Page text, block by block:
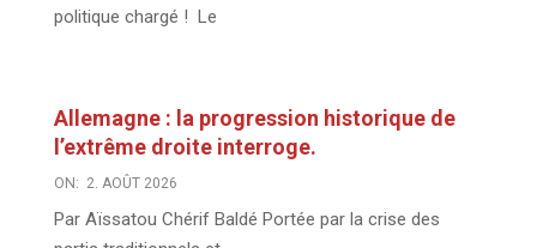
politique chargé ! Le
Allemagne : la progression historique de
l’extrême droite interroge.
ON: 2. AOÛT 2026
Par Aïssatou Chérif Baldé Portée par la crise des